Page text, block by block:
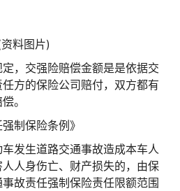
料图片)
，交强险赔偿金额是是依据交
方的保险公司赔付，双方都有
。
制保险条例》
发生道路交通事故造成本车人
人身伤亡、财产损失的，由保
故责任强制保险责任限额范围